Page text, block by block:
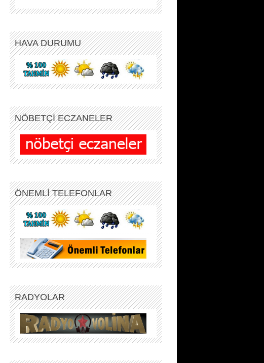
HAVA DURUMU
NÖBETÇİ ECZANELER
ÖNEMLİ TELEFONLAR
RADYOLAR